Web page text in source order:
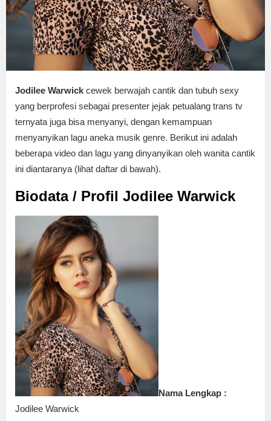
Jodilee Warwick cewek berwajah cantik dan tubuh sexy
yang berprofesi sebagai presenter jejak petualang trans tv
ternyata juga bisa menyanyi, dengan kemampuan
menyanyikan lagu aneka musik genre. Berikut ini adalah
beberapa video dan lagu yang dinyanyikan oleh wanita cantik
ini diantaranya (lihat daftar di bawah).
Biodata / Profil Jodilee Warwick
Nama Lengkap :
Jodilee Warwick